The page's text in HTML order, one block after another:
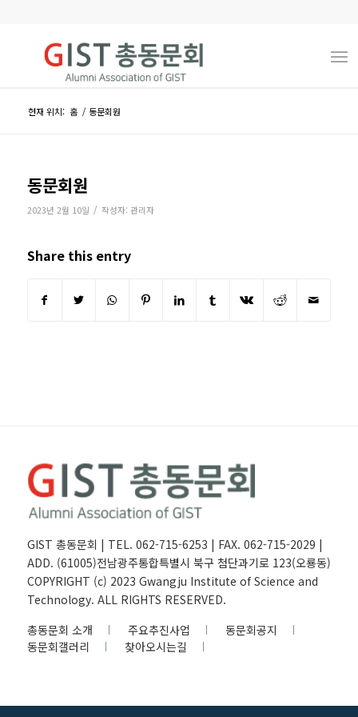
현재 위치: 홈 / 동문회원
동문회원
2023년 2월 10일 / 작성자: 관리자
Share this entry
GIST 총동문회 | TEL. 062-715-6253 | FAX. 062-715-2029 |
ADD. (61005)전남광주통합특별시 북구 첨단과기로 123(오룡동)
COPYRIGHT (c) 2023 Gwangju Institute of Science and
Technology. ALL RIGHTS RESERVED.
총동문회 소개
주요추진사업
동문회공지
동문회갤러리
찾아오시는길